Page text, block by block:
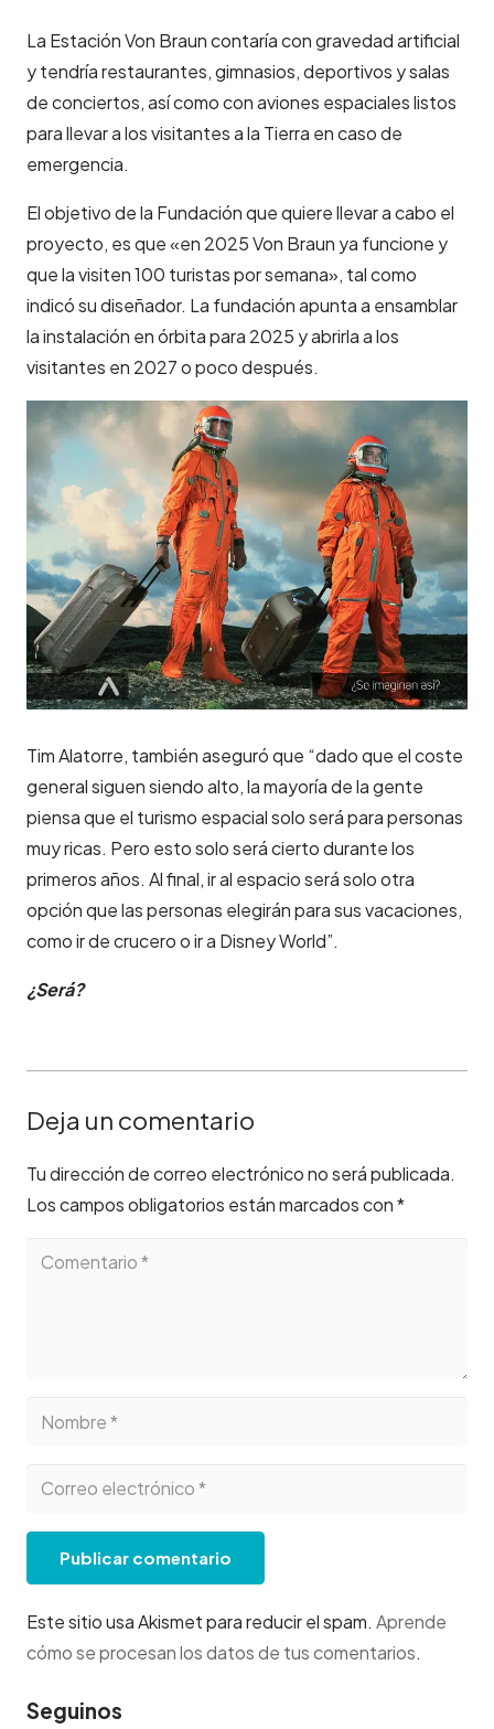
La Estación Von Braun contaría con gravedad artificial
y tendría restaurantes, gimnasios, deportivos y salas
de conciertos, así como conaviones espaciales listos
para llevar a los visitantes a la Tierra en caso de
emergencia.
El objetivo de la Fundación que quiere llevar a cabo el
proyecto, es que «en 2025 Von Braun ya funcione y
que la visiten 100 turistas por semana», tal como
indicó su diseñador. La fundación apunta a ensamblar
la instalación en órbita para 2025 y abrirla a los
visitantes en 2027 o poco después.
Tim Alatorre, también aseguró que “dado que el coste
general siguen siendo alto, la mayoría de la gente
piensa que el turismo espacial solo será para personas
muy ricas. Pero esto solo será cierto durante los
primeros años. Al final, ir al espacio será solo otra
opción que las personas elegirán para sus vacaciones,
como ir de crucero o ir a Disney World”.
¿Será?
Deja un comentario
Tu dirección de correo electrónico no será publicada.
Los campos obligatorios están marcados con*
Publicar comentario
Este sitio usa Akismet para reducir el spam. Aprende
cómo se procesan los datos de tus comentarios.
Seguinos